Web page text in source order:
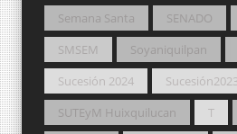
Semana Santa
SENADO
SMSEM
Soyaniquilpan
Sucesión 2024
SUTEyM Huixquilucan
T